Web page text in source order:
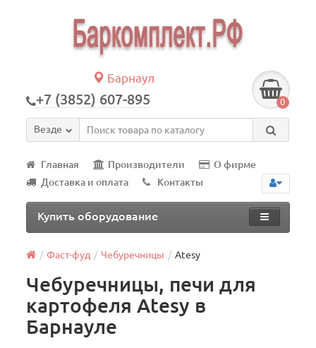
Барнаул
+7 (3852) 607-895 0
Везде
Главная Производители
О фирме
Доставка и оплата
Контакты
Купить оборудование
Фаст-фуд Чебуречницы Atesy
Чебуречницы, печи для
картофеля Atesy в
Барнауле